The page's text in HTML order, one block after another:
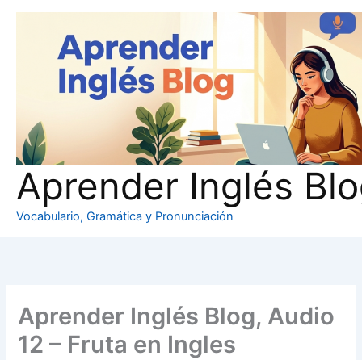
Aprender Inglés
Vocabulario, Gramática y Pronunciación
Aprender Inglés Blog, Audio
12 – Fruta en Ingles